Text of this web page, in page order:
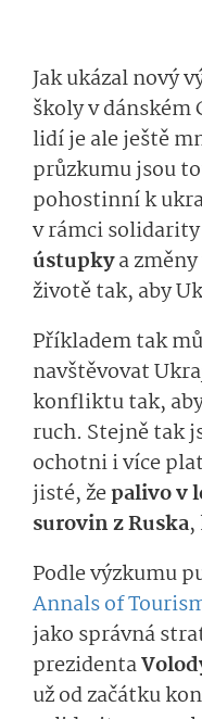
Jak ukázal nový
školy v
lidí je ale ještě
průzkumu jsou
pohostinní k
v rámci
ústupkya
životě tak, aby
Příkladem tak
navštěvovat
konfliktu tak,
ruch. Stejně tak
ochotni i více
jisté, žepalivo v
surovin z Ruska,
Podle výzkumu
Annals of
jako správná
prezidenta
už od začátku